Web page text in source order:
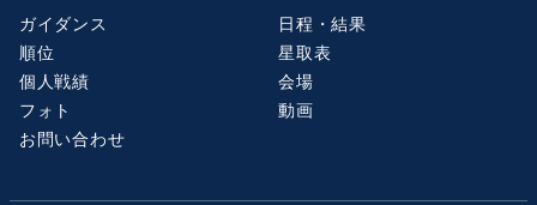
ガイダンス
日程・結果
順位
星取表
個人戦績
会場
フォト
動画
お問い合わせ